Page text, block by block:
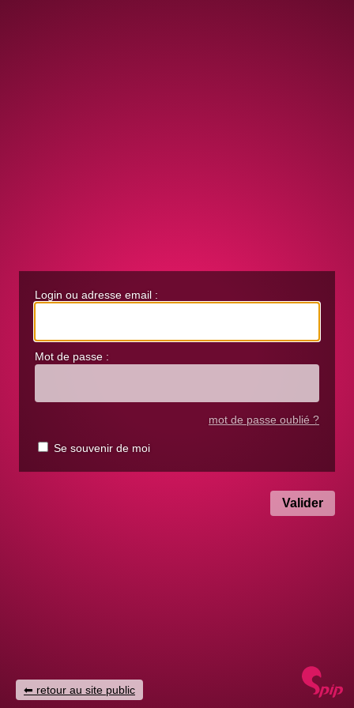
Login ou adresse email :
Mot de passe :
mot de passe oublié ?
Se souvenir de moi
retour au site public